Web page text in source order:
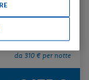
da
da 310 € per notte